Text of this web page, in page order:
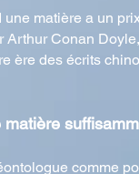
matière a un
Conan
ère des écrits
comme